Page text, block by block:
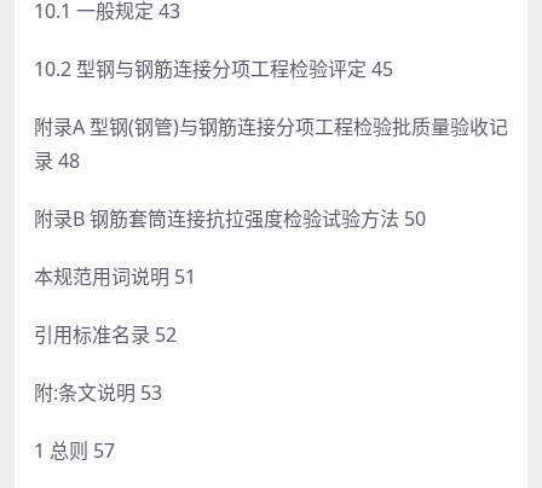
10.1 一般规定 43
10.2 型钢与钢筋连接分项工程检验评定 45
附录A 型钢(钢管)与钢筋连接分项工程检验批质量验收记
录 48
附录B 钢筋套筒连接抗拉强度检验试验方法 50
本规范用词说明 51
引用标准名录 52
附:条文说明 53
1 总则 57